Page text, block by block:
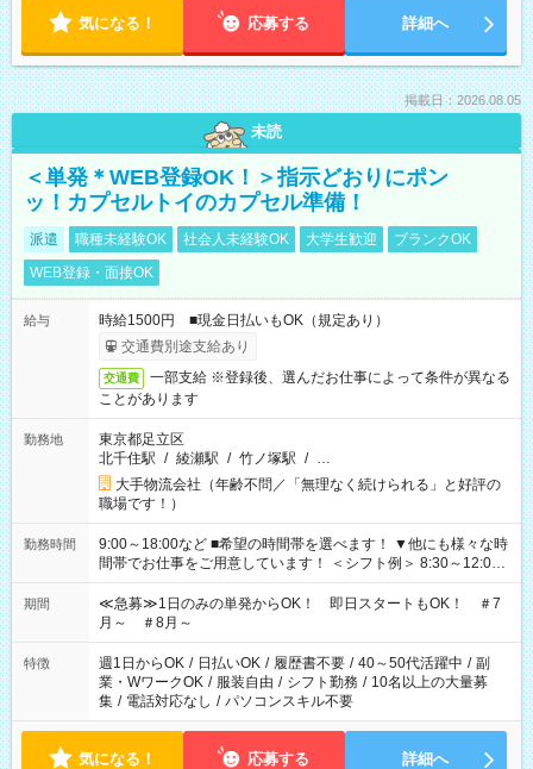
気になる！ 応募する 詳細へ
掲載日：2026.08.05
未読
＜単発＊WEB登録OK！＞指示どおりにポン
ッ！カプセルトイのカプセル準備！
派遣 職種未経験OK 社会人未経験OK 大学生歓迎
ブランクOK
WEB登録・面接OK
給与
時給1500円 ■現金日払いもOK（規定あり）
交通費別途支給あり
交通費
一部支給 ※登録後、選んだお仕事によって条件が異なる
ことがあります
勤務地
東京都足立区
北千住駅 / 綾瀬駅 / 竹ノ塚駅 / …
大手物流会社（年齢不問／「無理なく続けられる」と好評の
職場です！）
勤務時間
9:00～18:00など ■希望の時間帯を選べます！ ▼他にも様々な時
間帯でお仕事をご用意しています！ ＜シフト例＞ 8:30～12:00
17:00～22:00 13:00～22:00 22:00～翌6:00 など
期間
≪急募≫1日のみの単発からOK！ 即日スタートもOK！ ＃7
月～ ＃8月～
特徴 週1日からOK / 日払いOK / 履歴書不要 / 40～50代活躍中 / 副
業・WワークOK / 服装自由 / シフト勤務 / 10名以上の大量募
集 / 電話対応なし / パソコンスキル不要
気になる！ 応募する 詳細へ